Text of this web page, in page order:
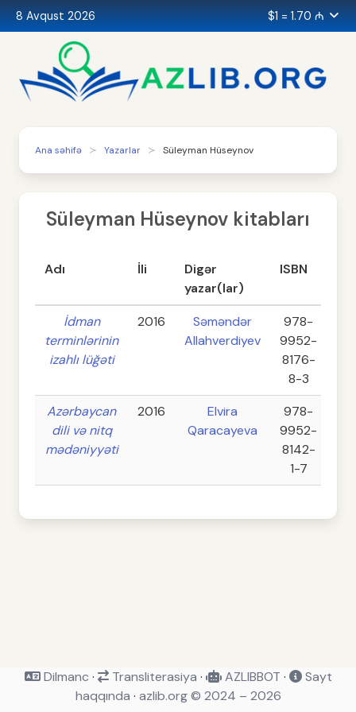
8 Avqust 2026 $1 = 1.70 ₼
Ana səhifə Yazarlar Süleyman Hüseynov
Süleyman Hüseynov kitabları
Adı İli
Digər
yazar(lar)
ISBN
İdman
terminlərinin
izahlı lüğəti
2016
Səməndər
Allahverdiyev
978-
9952-
8176-
8-3
Azərbaycan
dili və nitq
mədəniyyəti
2016
Elvira
Qaracayeva
978-
9952-
8142-
1-7
Dilmanc · Transliterasiya · AZLIBBOT ·
Sayt
haqqında · azlib.org © 2024 – 2026